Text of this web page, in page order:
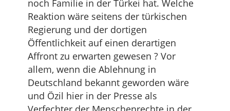
noch Familie in der Türkei hat. Welche
Reaktion wäre seitens der türkischen
Regierung und der dortigen
Öffentlichkeit auf einen derartigen
Affront zu erwarten gewesen ? Vor
allem, wenn die Ablehnung in
Deutschland bekannt geworden wäre
und Özil hier in der Presse als